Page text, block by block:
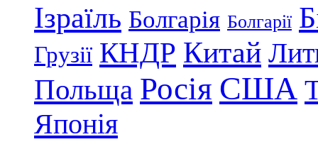
Ізраїль Болгарія Болгарії
Грузії КНДР Китай
Польща Росія США
Японія